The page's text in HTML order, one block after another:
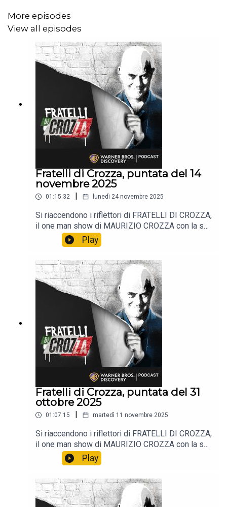
More episodes
View all episodes
Fratelli di Crozza, puntata del 14
novembre 2025
01:15:32 lunedì 24 novembre 2025
Si riaccendono i riflettori di FRATELLI DI CROZZA,
il one man show di MAURIZIO CROZZA con la sua
immancabile satira.📺 Non perdere i nuovi episodi
tutti i venerdì alle 21:40 solo sul Nove e in
streaming su Discovery +.
Play
Fratelli di Crozza, puntata del 31
ottobre 2025
01:07:15 martedì 11 novembre 2025
Si riaccendono i riflettori di FRATELLI DI CROZZA,
il one man show di MAURIZIO CROZZA con la sua
immancabile satira.📺 Non perdere i nuovi episodi
tutti i venerdì alle 21:40 solo sul Nove e in
streaming su Discovery +.
Play